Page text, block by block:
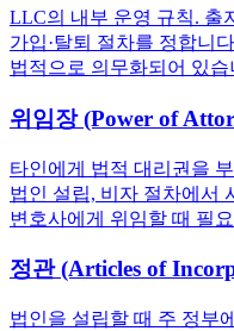
LLC의 내부 운영 규칙. 출
가입·탈퇴 절차를 정합니
법적으로 의무화되어 있습
위임장 (Power of
타인에게 법적 대리권을
법인 설립, 비자 절차에서
변호사에게 위임할 때 필
정관 (Articles of
법인을 설립할 때 주 정부